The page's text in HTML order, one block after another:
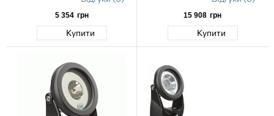
5 354 грн
Купити
15 908 грн
Купити